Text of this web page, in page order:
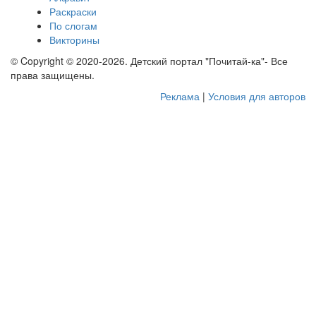
Раскраски
По слогам
Викторины
© Copyright © 2020-2026. Детский портал "Почитай-ка"- Все
права защищены.
Реклама | Условия для авторов